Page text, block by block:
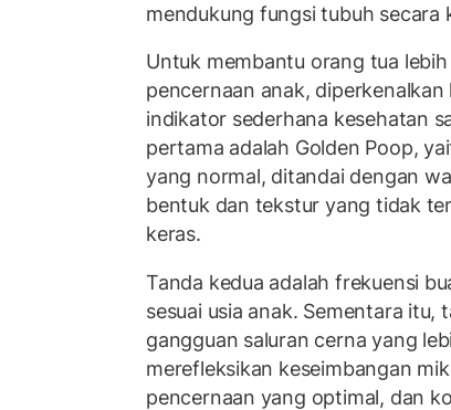
mendukung fungsi tubuh secara
Untuk membantu orang tua
pencernaan anak, diperkenalkan
indikator sederhana kesehatan
pertama adalah Golden Poop,
yang normal, ditandai dengan
bentuk dan tekstur yang tidak
keras.
Tanda kedua adalah frekuensi
sesuai usia anak. Sementara itu,
gangguan saluran cerna yang
merefleksikan keseimbangan
pencernaan yang optimal, dan